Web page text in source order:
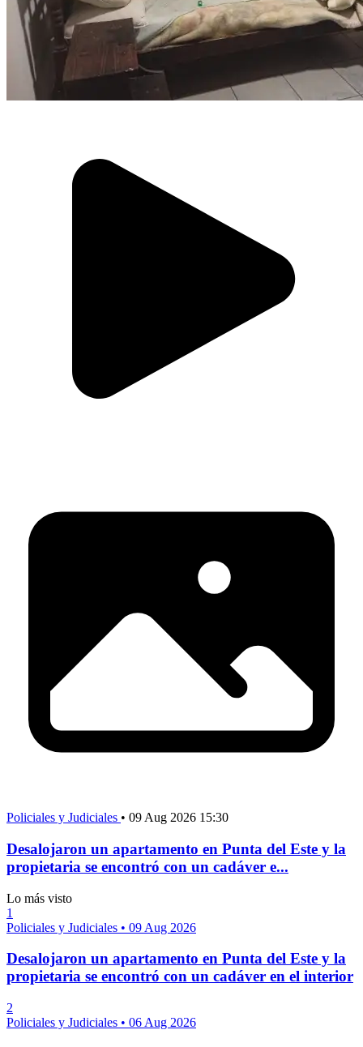
Policiales y Judiciales • 09 Aug 2026 15:30
Desalojaron un apartamento en Punta del Este y la
propietaria se encontró con un cadáver e...
Lo más visto
1
Policiales y Judiciales • 09 Aug 2026
Desalojaron un apartamento en Punta del Este y la
propietaria se encontró con un cadáver en el interior
2
Policiales y Judiciales • 06 Aug 2026